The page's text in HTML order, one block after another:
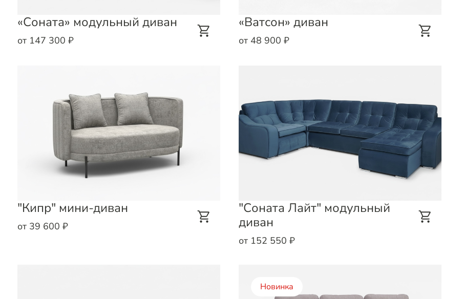
«Соната» модульный диван
от 147 300 ₽
«Ватсон» диван
от 48 900 ₽
"Кипр" мини-диван
от 39 600 ₽
"Соната Лайт" модульный
диван
от 152 550 ₽
Новинка